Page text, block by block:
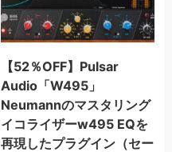
【52％OFF】Pulsar
Audio「W495」
Neumannのマスタリング
イコライザーw495 EQを
再現したプラグイン（セー